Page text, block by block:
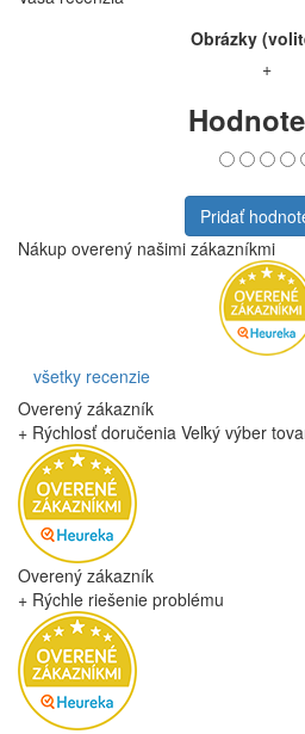
Recenzie
Minipresso Tank
Nie sú dostupné žiadne hodnotenia.
0
Vaše meno
Vaša recenzia
Obrázky